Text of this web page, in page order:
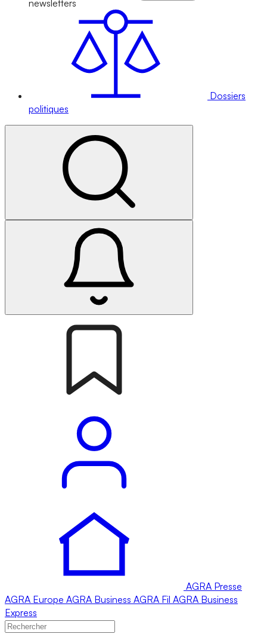
newsletters
Dossiers
politiques
AGRA Presse
AGRA Europe AGRA Business AGRA Fil AGRA Business
Express